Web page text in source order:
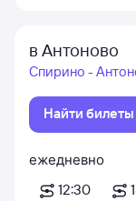
в Антоново
Спирино -
Найти билеты
ежедневно
12:30